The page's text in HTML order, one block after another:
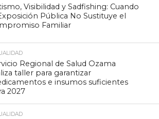
Visibilidad y Sadfishing: Cuando
Pública No Sustituye el
Familiar
Regional de Salud Ozama
taller para garantizar
e insumos suficientes
2027